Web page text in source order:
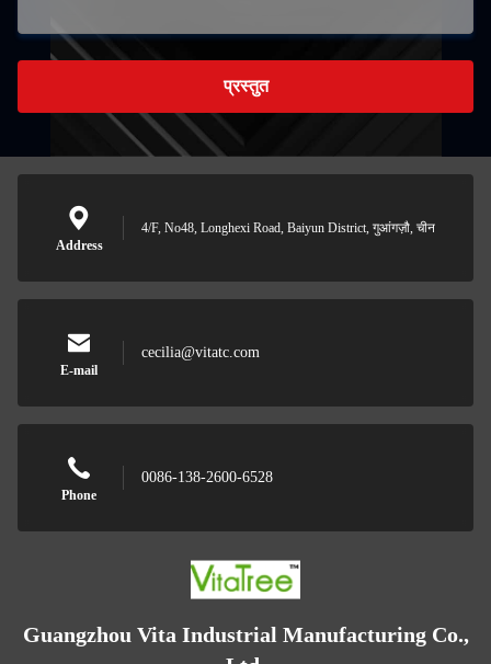
प्रस्तुत
Address
4/F, No48, Longhexi Road, Baiyun District, गुआंगज़ौ, चीन
E-mail
cecilia@vitatc.com
Phone
0086-138-2600-6528
Guangzhou Vita Industrial Manufacturing Co.,